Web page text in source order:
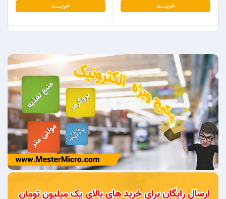
خریـــــــد
خریـــــــد